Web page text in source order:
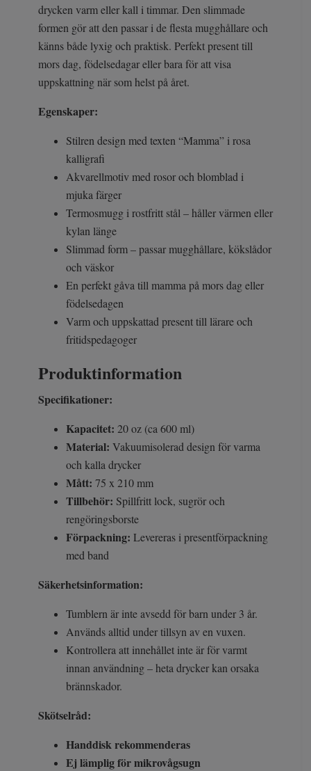
drycken varm eller kall i timmar. Den slimmade
formen gör att den passar i de flesta mugghållare och
känns både lyxig och praktisk. Perfekt present till
mors dag, födelsedagar eller bara för att visa
uppskattning när som helst på året.
Egenskaper:
Stilren design med texten “Mamma” i rosa
kalligrafi
Akvarellmotiv med rosor och blomblad i
mjuka färger
Termosmugg i rostfritt stål – håller värmen eller
kylan länge
Slimmad form – passar mugghållare, kökslådor
och väskor
En perfekt gåva till mamma på mors dag eller
födelsedagen
Varm och uppskattad present till lärare och
fritidspedagoger
Produktinformation
Specifikationer:
Kapacitet: 20 oz (ca 600 ml)
Material: Vakuumisolerad design för varma
och kalla drycker
Mått: 75 x 210 mm
Tillbehör: Spillfritt lock, sugrör och
rengöringsborste
Förpackning: Levereras i presentförpackning
med band
Säkerhetsinformation:
Tumblern är inte avsedd för barn under 3 år.
Används alltid under tillsyn av en vuxen.
Kontrollera att innehållet inte är för varmt
innan användning – heta drycker kan orsaka
brännskador.
Skötselråd:
Handdisk rekommenderas
Ej lämplig för mikrovågsugn